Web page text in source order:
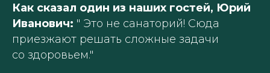
Как сказал один из наших гостей, Юрий
Иванович: " Это не санаторий! Сюда
приезжают решать сложные задачи
со здоровьем."